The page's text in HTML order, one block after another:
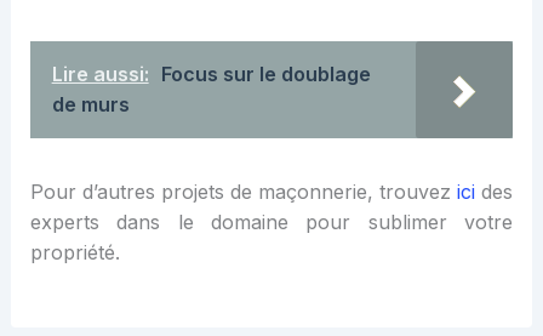
Lire aussi: Focus sur le doublage
de murs
Pour d’autres projets de maçonnerie, trouvezici des
experts dans le domaine pour sublimer votre
propriété.